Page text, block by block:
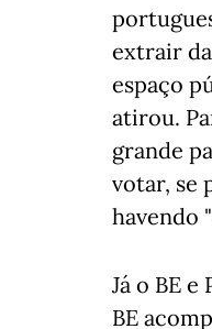
extrair
espaço
atirou.
grande
votar, se
havendo
Já o BE
BE